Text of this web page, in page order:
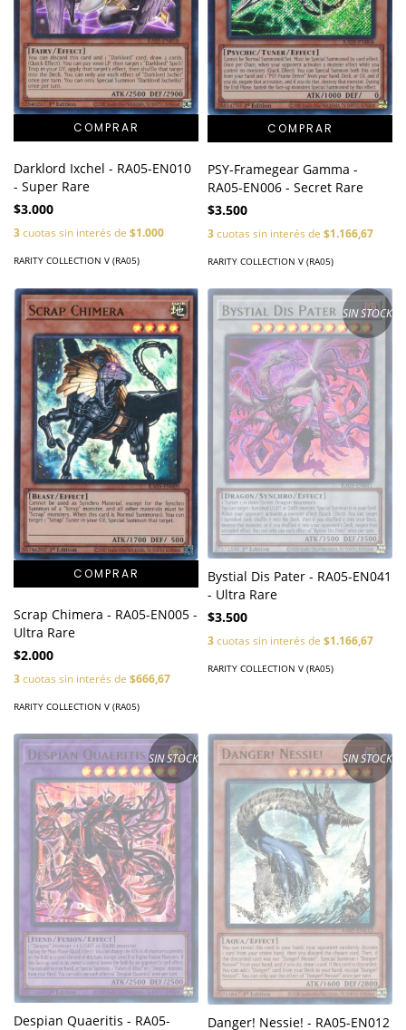
Darklord Ixchel - RA05-EN010
- Super Rare
$3.000
3cuotas sin interés de $1.000
RARITY COLLECTION V (RA05)
PSY-Framegear Gamma -
RA05-EN006 - Secret Rare
$3.500
3cuotas sin interés de $1.166,67
RARITY COLLECTION V (RA05)
Scrap Chimera - RA05-EN005 -
Ultra Rare
$2.000
3cuotas sin interés de $666,67
RARITY COLLECTION V (RA05)
SIN STOCK
Bystial Dis Pater - RA05-EN041
- Ultra Rare
$3.500
3cuotas sin interés de $1.166,67
RARITY COLLECTION V (RA05)
SIN STOCK
Despian Quaeritis - RA05-
SIN STOCK
Danger! Nessie! - RA05-EN012